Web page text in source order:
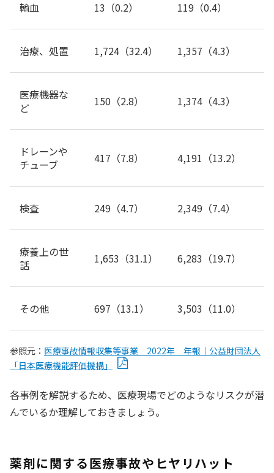
輸血 13（0.2） 119（0.4）
治療、処置 1,724（32.4） 1,357（4.3）
医療機器な
ど
150（2.8） 1,374（4.3）
ドレーンや
チューブ
417（7.8） 4,191（13.2）
検査 249（4.7） 2,349（7.4）
療養上の世
話
1,653（31.1） 6,283（19.7）
その他 697（13.1） 3,503（11.0）
参照元： 医療事故情報収集等事業 2022年 年報｜公益財団法人
「日本医療機能評価機構」
各事例を解説するため、医療現場でどのようなリスクが潜
んでいるか理解しておきましょう。
薬剤に関する医療事故やヒヤリハット